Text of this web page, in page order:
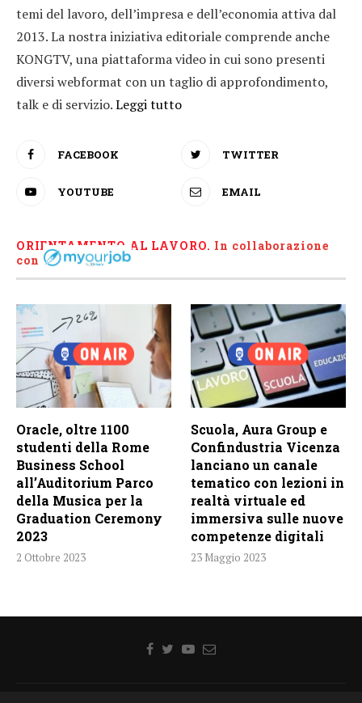
temi del lavoro, dell’impresa e dell’economia attiva dal
2013. La nostra iniziativa editoriale comprende anche
KONGTV, una piattaforma video in cui sono presenti
diversi webformat con un taglio di approfondimento,
talk e di servizio.Leggi tutto
FACEBOOK TWITTER
YOUTUBE EMAIL
ORIENTAMENTO AL LAVORO. In collaborazione
con
Oracle, oltre 1100
studenti della Rome
Business School
all’Auditorium Parco
della Musica per la
Graduation Ceremony
2023
2 Ottobre 2023
Scuola, Aura Group e
Confindustria Vicenza
lanciano un canale
tematico con lezioni in
realtà virtuale ed
immersiva sulle nuove
competenze digitali
23 Maggio 2023